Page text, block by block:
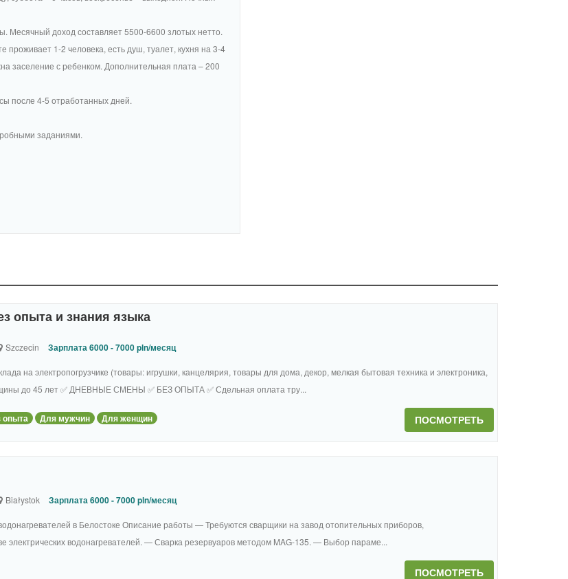
Месячный доход составляет 5500-6600 злотых нетто.
1-2 человека, есть душ, туалет, кухня на 3-4
заселение с ребенком. Дополнительная плата – 200
после 4-5 отработанных дней.
заданиями.
опыта и знания языка
Szczecin Зарплата 6000 - 7000 pln/месяц
на электропогрузчике (товары: игрушки, канцелярия, товары для дома, декор, мелкая бытовая техника и электроника,
до 45 лет ✅ ДНЕВНЫЕ СМЕНЫ ✅ БЕЗ ОПЫТА ✅ Сдельная оплата тру...
опыта Для мужчин Для женщин ПОСМОТРЕТЬ
Białystok Зарплата 6000 - 7000 pln/месяц
в Белостоке Описание работы — Требуются сварщики на завод отопительных приборов,
электрических водонагревателей. — Сварка резервуаров методом MAG-135. — Выбор параме...
ПОСМОТРЕТЬ